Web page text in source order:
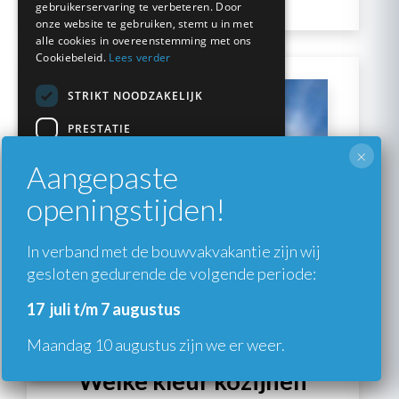
Welke kleur kozijnen
Aangepaste
openingstijden!
In verband met de bouwvakvakantie zijn wij
gesloten gedurende de volgende periode:
17 juli t/m 7 augustus
Maandag 10 augustus zijn we er weer.
×
gebruikerservaring te verbeteren. Door
onze website te gebruiken, stemt u in met
alle cookies in overeenstemming met ons
Cookiebeleid. Lees verder
STRIKT NOODZAKELIJK
PRESTATIE
FUNCTIONEEL
NIET-GECLASSIFICEERD
ALLES ACCEPTEREN
ALLES AFWIJZEN
DETAILS WEERGEVEN